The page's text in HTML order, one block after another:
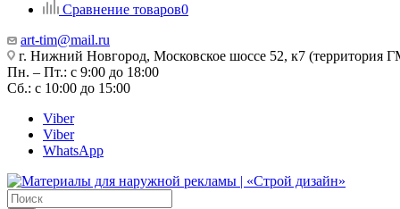
Сравнение товаров0
art-tim@mail.ru
г. Нижний Новгород, Московское шоссе 52, к7 (территория
Пн. – Пт.: с 9:00 до 18:00
Сб.: с 10:00 до 15:00
Viber
Viber
WhatsApp